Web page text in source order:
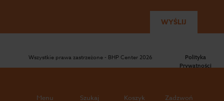
Wszystkie prawa zastrzeżone - BHP Center 2026
Polityka
Prywatności
Menu Szukaj Koszyk Zadzwoń